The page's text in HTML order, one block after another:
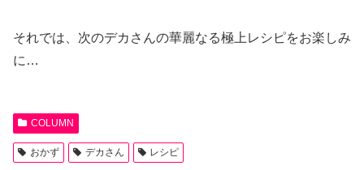
それでは、次のデカさんの華麗なる極上レシピをお楽しみ
に…
COLUMN
おかず デカさん レシピ